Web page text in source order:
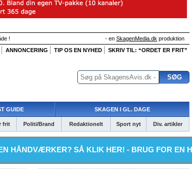
! - en SkagenMedia.dk produktion
ANNONCERING TIP OS EN NYHED SKRIV TIL: “ORDET ER FRIT”
GUIDE SKAGEN I GL. DAGE
frit Politi/Brand Redaktionelt Sport nyt Div. artikler
SÅ KLIK HER! - BRUG FOR EN